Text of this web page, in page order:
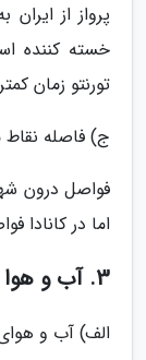
خسته کننده
تورنتو زمان
ج) فاصله
فواصل درون
اما در کانادا
3. آب و هوا و جغرافیا
الف) آب و هوای